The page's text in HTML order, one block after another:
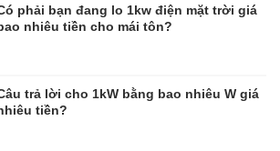
phải bạn đang lo 1kw điện mặt trời giá
nhiêu tiền cho mái tôn?
trả lời cho 1kW bằng bao nhiêu W giá
tiền?